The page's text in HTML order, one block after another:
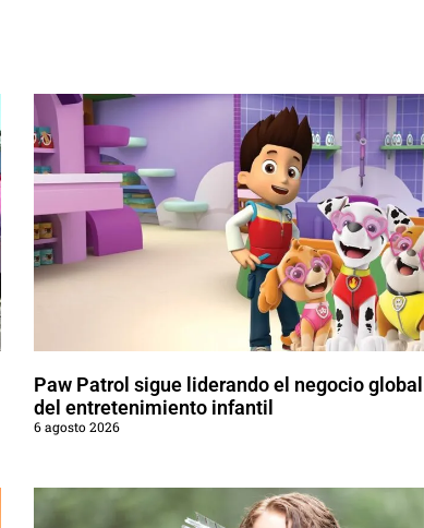
Paw Patrol sigue liderando el negocio global
del entretenimiento infantil
6 agosto 2026